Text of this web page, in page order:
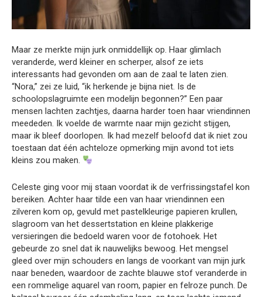
Maar ze merkte mijn jurk onmiddellijk op. Haar glimlach
veranderde, werd kleiner en scherper, alsof ze iets
interessants had gevonden om aan de zaal te laten zien.
“Nora,” zei ze luid, “ik herkende je bijna niet. Is de
schoolopslagruimte een modelijn begonnen?” Een paar
mensen lachten zachtjes, daarna harder toen haar vriendinnen
meededen. Ik voelde de warmte naar mijn gezicht stijgen,
maar ik bleef doorlopen. Ik had mezelf beloofd dat ik niet zou
toestaan dat één achteloze opmerking mijn avond tot iets
kleins zou maken.
Celeste ging voor mij staan voordat ik de verfrissingstafel kon
bereiken. Achter haar tilde een van haar vriendinnen een
zilveren kom op, gevuld met pastelkleurige papieren krullen,
slagroom van het dessertstation en kleine plakkerige
versieringen die bedoeld waren voor de fotohoek. Het
gebeurde zo snel dat ik nauwelijks bewoog. Het mengsel
gleed over mijn schouders en langs de voorkant van mijn jurk
naar beneden, waardoor de zachte blauwe stof veranderde in
een rommelige aquarel van room, papier en felroze punch. De